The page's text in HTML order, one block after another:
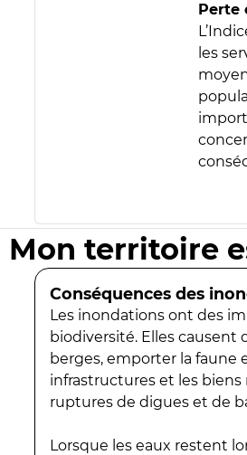
Perte
les
Mon territoire
Conséquences des
Les inondations ont des
biodiversité. Elles causent
berges, emporter la faune
infrastructures et les
ruptures de digues et de
Lorsque les eaux restent